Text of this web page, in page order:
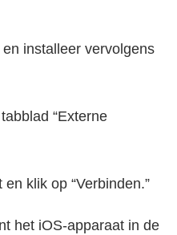
installeer vervolgens
“Externe
klik op “Verbinden.”
het iOS-apparaat in de